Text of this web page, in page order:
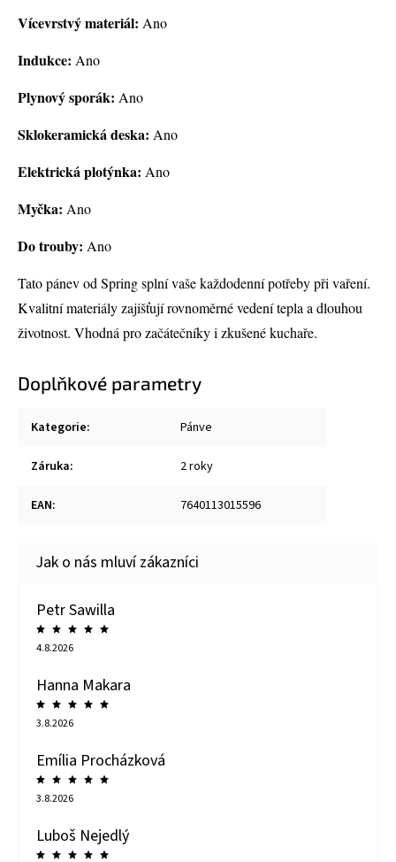
Vícevrstvý materiál: Ano
Indukce: Ano
Plynový sporák: Ano
Sklokeramická deska: Ano
Elektrická plotýnka: Ano
Myčka: Ano
Do trouby: Ano
Tato pánev od Spring splní vaše každodenní potřeby při vaření.
Kvalitní materiály zajišťují rovnoměrné vedení tepla a dlouhou
životnost. Vhodná pro začátečníky i zkušené kuchaře.
Doplňkové parametry
Kategorie: Pánve
Záruka: 2 roky
EAN: 7640113015596
Petr Sawilla
4.8.2026
Hanna Makara
3.8.2026
Emília Procházková
3.8.2026
Luboš Nejedlý